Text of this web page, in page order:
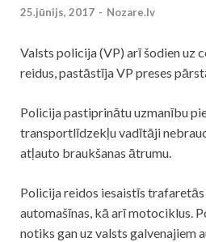
25.jūnijs, 2017 - Nozare.lv
Valsts policija(VP) arī šodien uz
reidus, pastāstīja VP preses
Policijapastiprinātu uzmanību
transportlīdzekļu vadītāji
atļauto braukšanas ātrumu.
Policijareidos iesaistīs
automašīnas, kā arī motociklus.
notiks gan uz valsts galvenajiem